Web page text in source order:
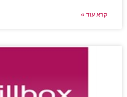
קרא עוד »